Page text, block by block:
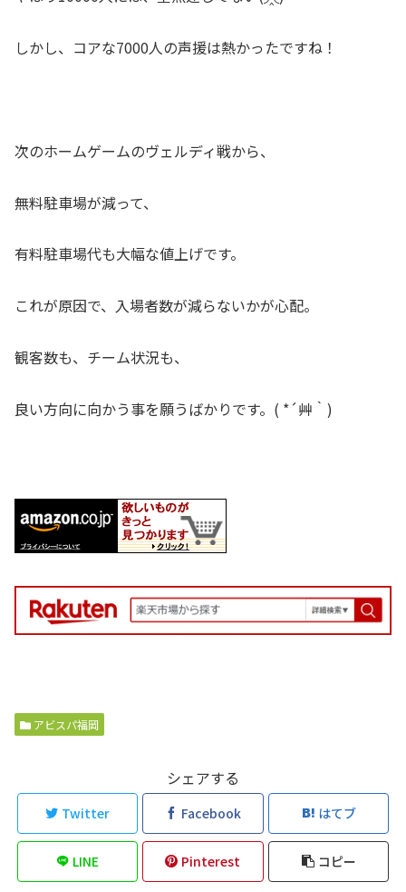
しかし、コアな7000人の声援は熱かったですね！
次のホームゲームのヴェルディ戦から、
無料駐車場が減って、
有料駐車場代も大幅な値上げです。
これが原因で、入場者数が減らないかが心配。
観客数も、チーム状況も、
良い方向に向かう事を願うばかりです。( *´艸｀)
アビスパ福岡
シェアする
Twitter Facebook はてブ
LINE Pinterest コピー